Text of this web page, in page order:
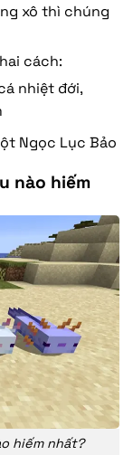
xô thì chúng
cách:
nhiệt đới,
Ngọc Lục Bảo
nào hiếm
hiếm nhất?